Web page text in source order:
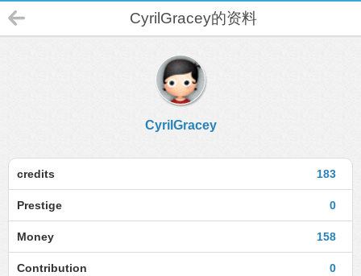
CyrilGracey的资料
CyrilGracey
183
credits
0
Prestige
158
Money
0
Contribution